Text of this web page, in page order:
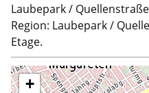
Laubepark /
Region: Laubepark /
Etage.
+